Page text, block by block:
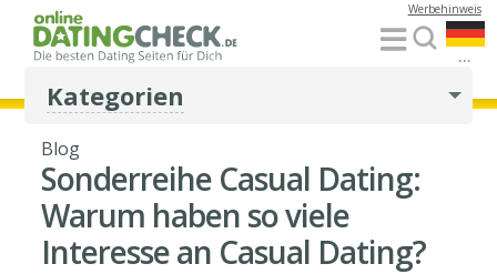
...
Werbehinweis
Kategorien
Blog
Sonderreihe Casual Dating:
Warum haben so viele
Interesse an Casual Dating?